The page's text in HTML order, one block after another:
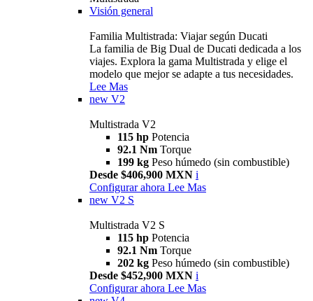
Visión general
Familia Multistrada: Viajar según Ducati
La familia de Big Dual de Ducati dedicada a los
viajes. Explora la gama Multistrada y elige el
modelo que mejor se adapte a tus necesidades.
Lee Mas
new V2
Multistrada V2
115 hp Potencia
92.1 Nm Torque
199 kg Peso húmedo (sin combustible)
Desde $406,900 MXN i
Configurar ahora Lee Mas
new V2 S
Multistrada V2 S
115 hp Potencia
92.1 Nm Torque
202 kg Peso húmedo (sin combustible)
Desde $452,900 MXN i
Configurar ahora Lee Mas